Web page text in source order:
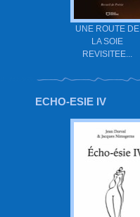
UNE ROUTE DE
LA SOIE
REVISITEE...
ECHO-ESIE IV